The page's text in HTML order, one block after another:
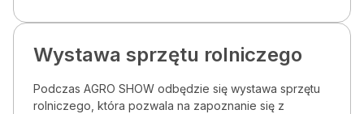
Wystawa sprzętu rolniczego
Podczas AGRO SHOW odbędzie się wystawa sprzętu
rolniczego, która pozwala na zapoznanie się z